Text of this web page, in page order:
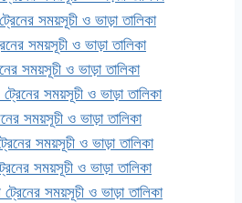
সময়সূচী ও ভাড়া তালিকা
সময়সূচী ও ভাড়া তালিকা
সময়সূচী ও ভাড়া তালিকা
ট্রেনের সময়সূচী ও ভাড়া তালিকা
সময়সূচী ও ভাড়া তালিকা
সময়সূচী ও ভাড়া তালিকা
সময়সূচী ও ভাড়া তালিকা
ট্রেনের সময়সূচী ও ভাড়া তালিকা